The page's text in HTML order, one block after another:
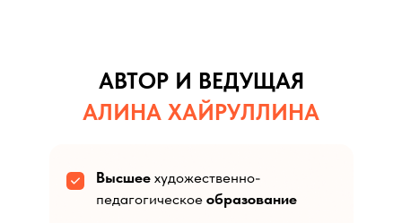
АЛИНА ХАЙРУЛЛИНА
АВТОР И ВЕДУЩАЯ
Высшее художественно-
педагогическое образование